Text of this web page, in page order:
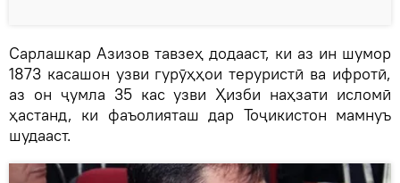
Сарлашкар Азизов тавзеҳ додааст, ки аз ин шумор
1873 касашон узви гурӯҳҳои теруристӣ ва ифротӣ,
аз он ҷумла 35 кас узви Ҳизби наҳзати исломӣ
ҳастанд, ки фаъолияташ дар Тоҷикистон мамнуъ
шудааст.